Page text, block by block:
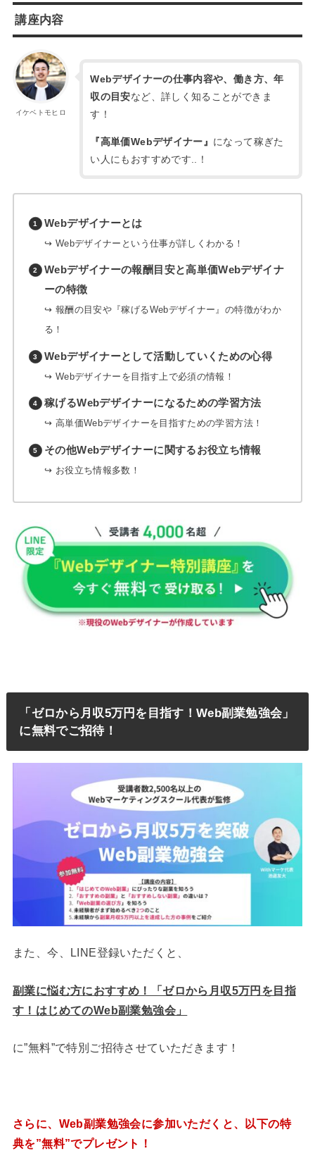
講座内容
イケベトモヒロ
Webデザイナーの仕事内容や、働き方、年
収の目安など、詳しく知ることができま
す！
『高単価Webデザイナー』 になって稼ぎた
い人にもおすすめです..！
Webデザイナーとは
↪︎ Webデザイナーという仕事が詳しくわかる！
Webデザイナーの報酬目安と高単価Webデザイナ
ーの特徴
↪︎ 報酬の目安や『稼げるWebデザイナー』の特徴がわか
る！
Webデザイナーとして活動していくための心得
↪︎ Webデザイナーを目指す上で必須の情報！
稼げるWebデザイナーになるための学習方法
↪︎ 高単価Webデザイナーを目指すための学習方法！
その他Webデザイナーに関するお役立ち情報
↪︎ お役立ち情報多数！
「ゼロから月収5万円を目指す！Web副業勉強会」
に無料でご招待！
また、今、LINE登録いただくと、
副業に悩む方におすすめ！「ゼロから月収5万円を目指
す！はじめてのWeb副業勉強会」
に”無料”で特別ご招待させていただきます！
さらに、Web副業勉強会に参加いただくと、以下の特
典を”無料”でプレゼント！